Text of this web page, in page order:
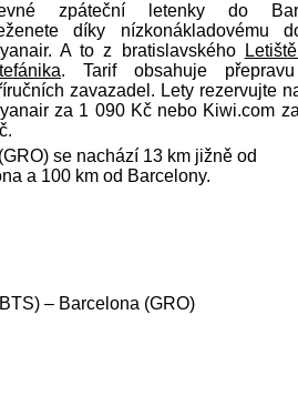
zpáteční letenky do
díky nízkonákladovému
A to z bratislavského
. Tarif obsahuje
zavazadel. Lety rezervujte
za 1 090 Kč nebo Kiwi.com
se nachází 13 km jižně od
a 100 km od Barcelony.
– Barcelona (GRO)